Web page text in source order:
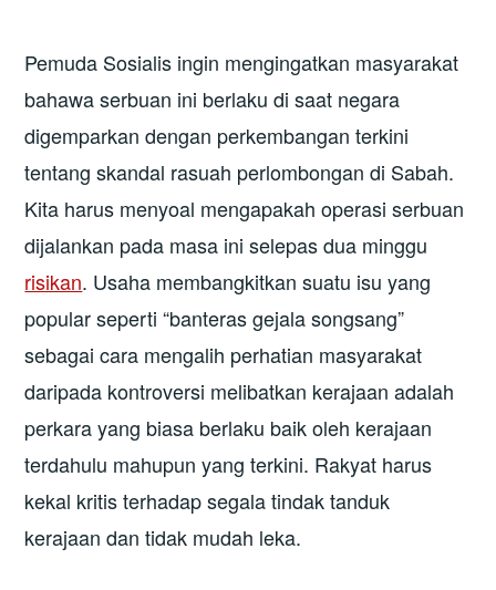
Pemuda Sosialis ingin mengingatkan masyarakat
bahawa serbuan ini berlaku di saat negara
digemparkan dengan perkembangan terkini
tentang skandal rasuah perlombongan di Sabah.
Kita harus menyoal mengapakah operasi serbuan
dijalankan pada masa ini selepas dua minggu
risikan. Usaha membangkitkan suatu isu yang
popular seperti “banteras gejala songsang”
sebagai cara mengalih perhatian masyarakat
daripada kontroversi melibatkan kerajaan adalah
perkara yang biasa berlaku baik oleh kerajaan
terdahulu mahupun yang terkini. Rakyat harus
kekal kritis terhadap segala tindak tanduk
kerajaan dan tidak mudah leka.